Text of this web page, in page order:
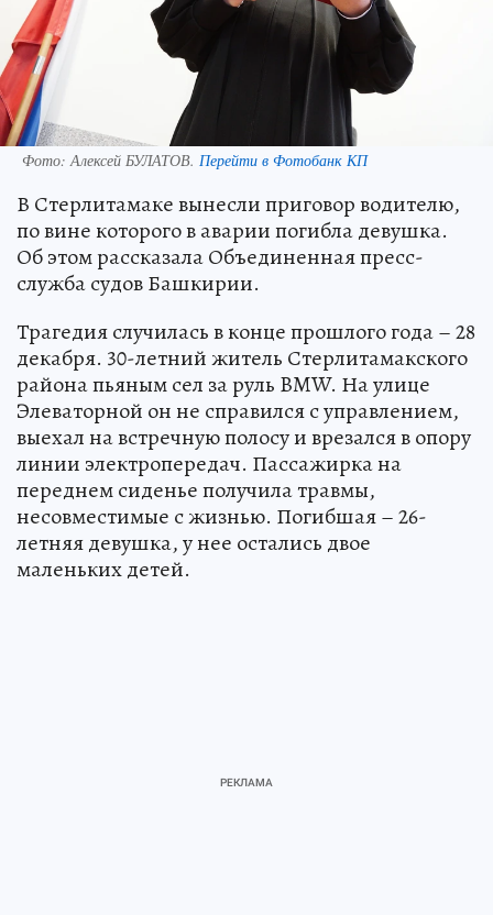
Фото:Алексей БУЛАТОВ. Перейти в Фотобанк КП
В Стерлитамаке вынесли приговор водителю,
по вине которого в аварии погибла девушка.
Об этом рассказала Объединенная пресс-
служба судов Башкирии.
Трагедия случилась в конце прошлого года – 28
декабря. 30-летний житель Стерлитамакского
района пьяным сел за руль BMW. На улице
Элеваторной он не справился с управлением,
выехал на встречную полосу и врезался в опору
линии электропередач. Пассажирка на
переднем сиденье получила травмы,
несовместимые с жизнью. Погибшая – 26-
летняя девушка, у нее остались двое
маленьких детей.